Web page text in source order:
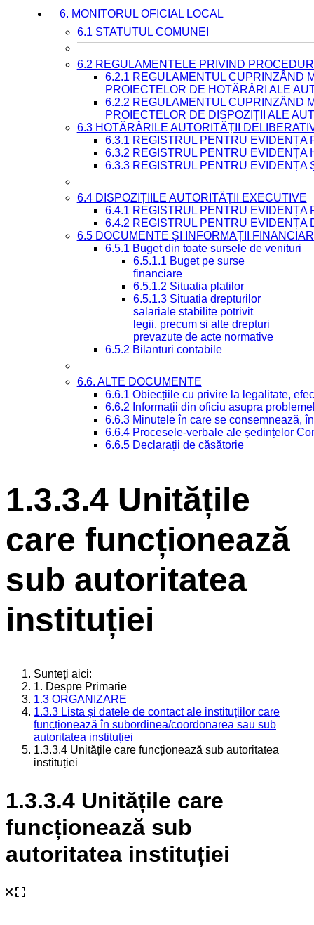
6. MONITORUL OFICIAL LOCAL
6.1 STATUTUL COMUNEI
6.2 REGULAMENTELE PRIVIND
6.2.1 REGULAMENTUL CUPRINZÂND
PROIECTELOR DE HOTĂRÂRI ALE
6.2.2 REGULAMENTUL CUPRINZÂND
PROIECTELOR DE DISPOZIȚII ALE
6.3 HOTĂRÂRILE AUTORITĂȚII
6.3.1 REGISTRUL PENTRU EVIDENȚA
6.3.2 REGISTRUL PENTRU EVIDENȚA
6.3.3 REGISTRUL PENTRU EVIDENȚA
6.4 DISPOZIȚIILE AUTORITĂȚII EXECUTIVE
6.4.1 REGISTRUL PENTRU EVIDENȚA
6.4.2 REGISTRUL PENTRU EVIDENȚA
6.5 DOCUMENTE ȘI INFORMAȚII
6.5.1 Buget din toate sursele de venituri
6.5.1.1 Buget pe surse
financiare
6.5.1.2 Situatia platilor
6.5.1.3 Situatia drepturilor
salariale stabilite potrivit
legii, precum si alte drepturi
prevazute de acte normative
6.5.2 Bilanturi contabile
6.6. ALTE DOCUMENTE
6.6.1 Obiecțiile cu privire la legalitate,
6.6.2 Informații din oficiu asupra
6.6.3 Minutele în care se consemnează,
6.6.4 Procesele-verbale ale ședințelor
6.6.5 Declarații de căsătorie
1.3.3.4 Unitățile
care funcționează
sub autoritatea
instituției
Sunteți aici:
1. Despre Primarie
1.3 ORGANIZARE
1.3.3 Lista și datele de contact ale instituțiilor care
funcționează în subordinea/coordonarea sau sub
autoritatea instituției
1.3.3.4 Unitățile care funcționează sub autoritatea
instituției
1.3.3.4 Unitățile care
funcționează sub
autoritatea instituției